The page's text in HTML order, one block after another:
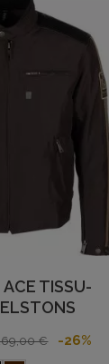
TISSU-
€ -26%